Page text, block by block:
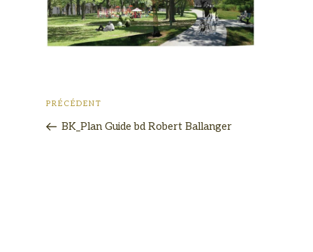
PRÉCÉDENT
BK_Plan Guide bd Robert Ballanger